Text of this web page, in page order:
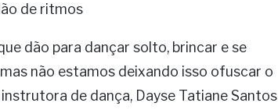
de ritmos
dão para dançar solto, brincar e se
não estamos deixando isso ofuscar o
de dança, Dayse Tatiane Santos